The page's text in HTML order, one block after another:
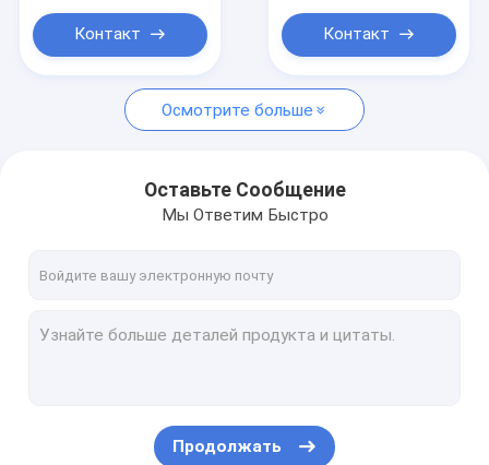
Контакт Контакт
Осмотрите больше
Оставьте Сообщение
Мы Ответим Быстро
Продолжать